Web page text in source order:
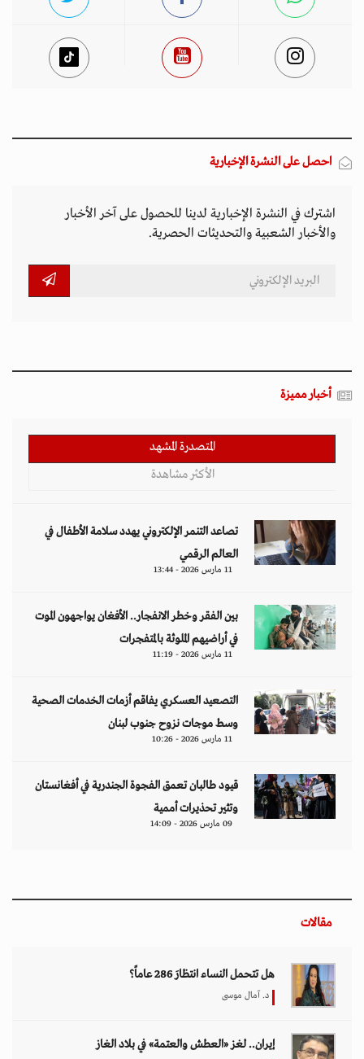
احصل على النشرة الإخبارية
اشترك في النشرة الإخبارية لدينا للحصول على آخر الأخبار
والأخبار الشعبية والتحديثات الحصرية.
أخبار مميزة
المتصدرة المشهد
الأكثر مشاهدة
تصاعد التنمر الإلكتروني يهدد سلامة الأطفال في
العالم الرقمي
11 مارس 2026 - 13:44
بين الفقر وخطر الانفجار.. الأفغان يواجهون الموت
في أراضيهم الملوثة بالمتفجرات
11 مارس 2026 - 11:19
التصعيد العسكري يفاقم أزمات الخدمات الصحية
وسط موجات نزوح جنوب لبنان
11 مارس 2026 - 10:26
قيود طالبان تعمق الفجوة الجندرية في أفغانستان
وتثير تحذيرات أممية
09 مارس 2026 - 14:09
مقالات
هل تتحمل النساء انتظارَ 286 عاماً؟
د. آمال موسى
إيران.. لغز «العطش والعتمة» في بلاد الغاز